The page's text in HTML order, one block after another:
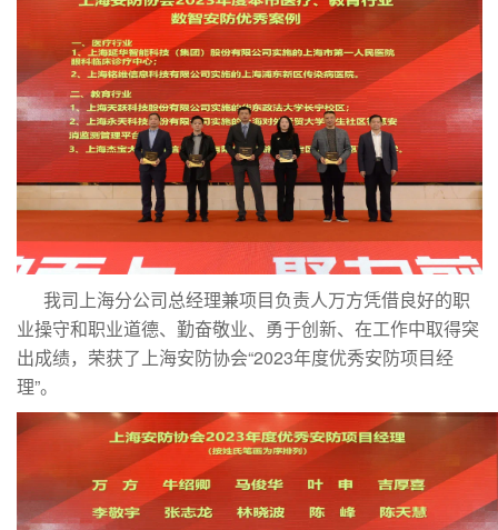
我司上海分公司总经理兼项目负责人万方凭借良好的职
业操守和职业道德、勤奋敬业、勇于创新、在工作中取得突
出成绩，荣获了上海安防协会“2023年度优秀安防项目经
理”。